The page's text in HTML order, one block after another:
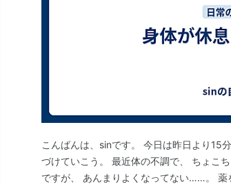
こんばんは、sinです。 今日は昨日より15
づけていこう。 最近体の不調で、 ちょこ
ですが、 あんまりよくなってない……。 薬